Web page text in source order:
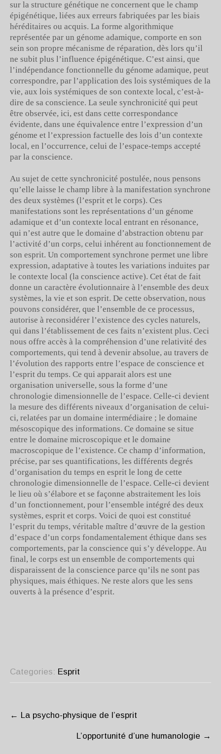
sur la structure génétique ne concernent que le champ
épigénétique, liées aux erreurs fabriquées par les biais
héréditaires ou acquis. La forme algorithmique
représentée par un génome adamique, comporte en son
sein son propre mécanisme de réparation, dès lors qu’il
ne subit plus l’influence épigénétique. C’est ainsi, que
l’indépendance fonctionnelle du génome adamique, peut
correspondre, par l’application des lois systémiques de la
vie, aux lois systémiques de son contexte local, c’est-à-
dire de sa conscience. La seule synchronicité qui peut
être observée, ici, est dans cette correspondance
évidente, dans une équivalence entre l’expression d’un
génome et l’expression factuelle des lois d’un contexte
local, en l’occurrence, celui de l’espace-temps accepté
par la conscience.
Au sujet de cette synchronicité postulée, nous pensons
qu’elle laisse le champ libre à la manifestation synchrone
des deux systèmes (l’esprit et le corps). Ces
manifestations sont les représentations d’un génome
adamique et d’un contexte local entrant en résonance,
qui n’est autre que le domaine d’abstraction obtenu par
l’activité d’un corps, celui inhérent au fonctionnement de
son esprit. Un comportement synchrone permet une libre
expression, adaptative à toutes les variations induites par
le contexte local (la conscience active). Cet état de fait
donne un caractère évolutionnaire à l’ensemble des deux
systèmes, la vie et son esprit. De cette observation, nous
pouvons considérer, que l’ensemble de ce processus,
autorise à reconsidérer l’existence des cycles naturels,
qui dans l’établissement de ces faits n’existent plus. Ceci
nous offre accès à la compréhension d’une relativité des
comportements, qui tend à devenir absolue, au travers de
l’évolution des rapports entre l’espace de conscience et
l’esprit du temps. Ce qui apparait alors est une
organisation universelle, sous la forme d’une
chronologie dimensionnelle de l’espace. Celle-ci devient
la mesure des différents niveaux d’organisation de celui-
ci, relatées par un domaine intermédiaire ; le domaine
mésoscopique des informations. Ce domaine se situe
entre le domaine microscopique et le domaine
macroscopique de l’existence. Ce champ d’information,
précise, par ses quantifications, les différents degrés
d’organisation du temps en esprit le long de cette
chronologie dimensionnelle de l’espace. Celle-ci devient
le lieu où s’élabore et se façonne abstraitement les lois
d’un fonctionnement, pour l’ensemble intégré des deux
systèmes, esprit et corps. Voici de quoi est constitué
l’esprit du temps, véritable maître d’œuvre de la gestion
d’espace d’un corps fondamentalement éthique dans ses
comportements, par la conscience qui s’y développe. Au
final, le corps est un ensemble de comportements qui
disparaissent de la conscience parce qu’ils ne sont pas
physiques, mais éthiques. Ne reste alors que les sens
ouverts à la présence d’esprit.
Categories: Esprit
NAVIGATION
← La psycho-physique de l’esprit
L’opportunité d’une humanologie →